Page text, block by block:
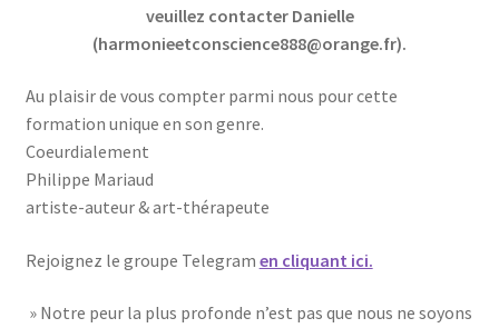
veuillez contacter Danielle
(harmonieetconscience888@orange.fr).
Au plaisir de vous compter parmi nous pour cette
formation unique en son genre.
Coeurdialement
Philippe Mariaud
artiste-auteur & art-thérapeute
Rejoignez le groupe Telegram en cliquant ici.
» Notre peur la plus profonde n’est pas que nous ne soyons